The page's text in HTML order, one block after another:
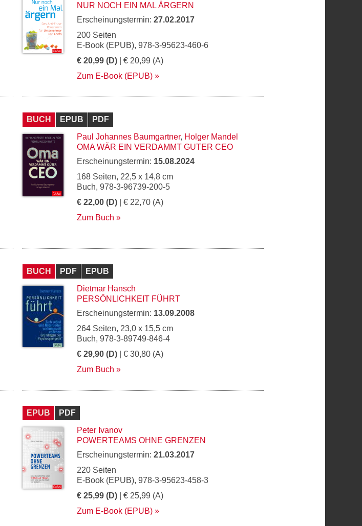
NUR NOCH EIN MAL ÄRGERN
Erscheinungstermin: 27.02.2017
200 Seiten
E-Book (EPUB), 978-3-95623-460-6
€ 20,99 (D) | € 20,99 (A)
Zum E-Book (EPUB)
BUCH EPUB
PDF
Paul Johannes Baumgartner, Holger Mandel
OMA WÄR EIN VERDAMMT GUTER CEO
Erscheinungstermin: 15.08.2024
168 Seiten, 22,5 x 14,8 cm
Buch, 978-3-96739-200-5
€ 22,00 (D) | € 22,70 (A)
Zum Buch
BUCH PDF
EPUB
Dietmar Hansch
PERSÖNLICHKEIT FÜHRT
Erscheinungstermin: 13.09.2008
264 Seiten, 23,0 x 15,5 cm
Buch, 978-3-89749-846-4
€ 29,90 (D) | € 30,80 (A)
Zum Buch
EPUB
PDF
Peter Ivanov
POWERTEAMS OHNE GRENZEN
Erscheinungstermin: 21.03.2017
220 Seiten
E-Book (EPUB), 978-3-95623-458-3
€ 25,99 (D) | € 25,99 (A)
Zum E-Book (EPUB)